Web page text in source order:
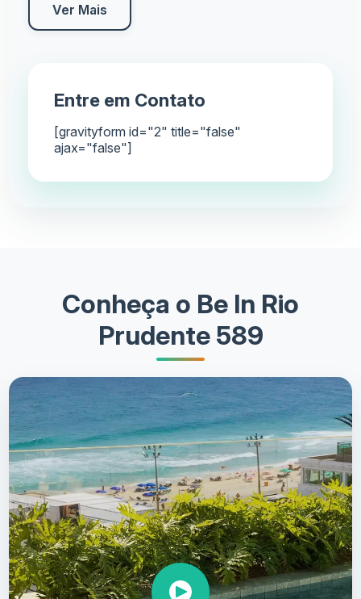
Ver Mais
Entre em Contato
[gravityform id="2" title="false"
ajax="false"]
Conheça o Be In Rio
Prudente 589